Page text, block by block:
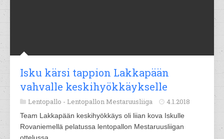
Isku kärsi tappion Lakkapään
vahvalle keskihyökkäykselle
Lentopallo - Lentopallon Mestaruusliiga 4.1.2018
Team Lakkapään keskihyökkäys oli liian kova Iskulle
Rovaniemellä pelatussa lentopallon Mestaruusliigan